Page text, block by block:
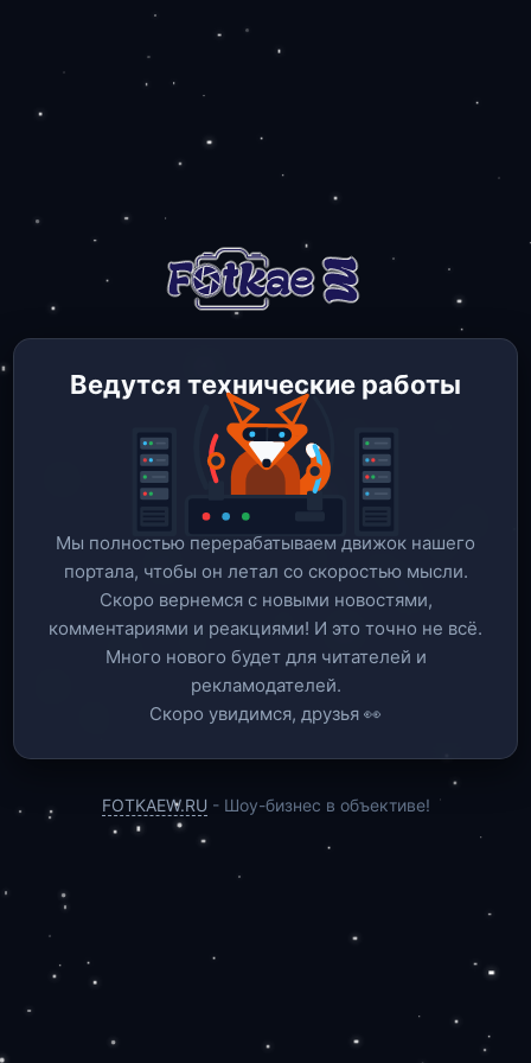
Ведутся технические работы
Мы полностью перерабатываем движок нашего
портала, чтобы он летал со скоростью мысли.
Скоро вернемся c новыми новостями,
комментариями и реакциями! И это точно не всё.
Много нового будет для читателей и
рекламодателей.
Скоро увидимся, друзья 👀
FOTKAEW.RU - Шоу-бизнес в объективе!